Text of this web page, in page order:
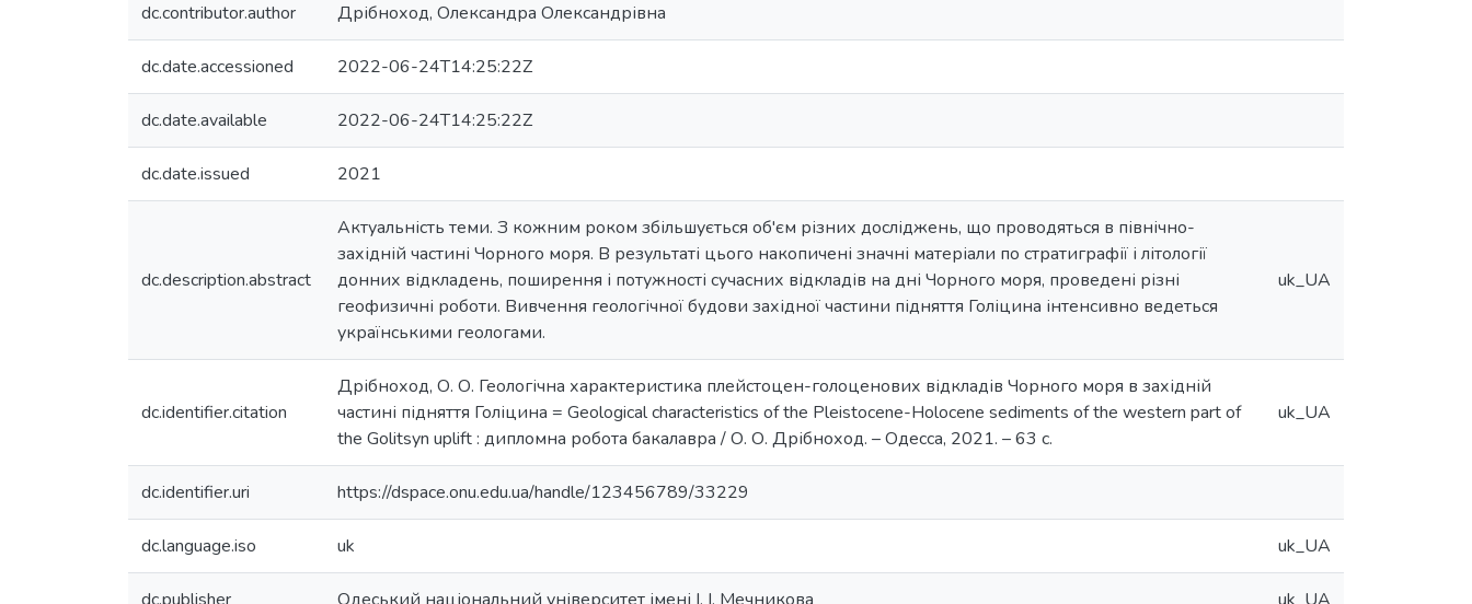
dc.contributor.author Дрібноход, Олександра Олександрівна
dc.date.accessioned 2022-06-24T14:25:22Z
dc.date.available 2022-06-24T14:25:22Z
dc.date.issued 2021
dc.description.abstract
Актуальність теми. З кожним роком збільшується об'єм різних досліджень, що проводяться в північно-
західній частині Чорного моря. В результаті цього накопичені значні матеріали по стратиграфії і літології
донних відкладень, поширення і потужності сучасних відкладів на дні Чорного моря, проведені різні
геофизичні роботи. Вивчення геологічної будови західної частини підняття Голіцина інтенсивно ведеться
українськими геологами.
uk_UA
dc.identifier.citation
Дрібноход, О. О. Геологічна характеристика плейстоцен-голоценових відкладів Чорного моря в західній
частині підняття Голіцина = Geological characteristics of the Pleistocene-Holocene sediments of the western part of
the Golitsyn uplift : дипломна робота бакалавра / О. О. Дрібноход. – Одесса, 2021. – 63 с.
uk_UA
dc.identifier.uri https://dspace.onu.edu.ua/handle/123456789/33229
dc.language.iso uk uk_UA